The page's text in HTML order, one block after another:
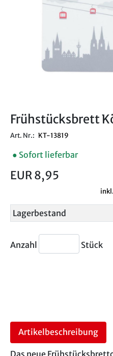
Frühstücksbrett
Art. Nr.: KT-13819
● Sofort lieferbar
EUR 8,95
Lagerbestand
Anzahl Stück
Artikelbeschreibung
Das neue